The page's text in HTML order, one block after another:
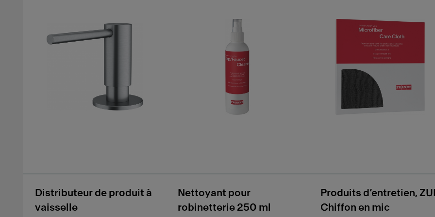
Distributeur de produit à
vaisselle
Nettoyant pour
robinetterie 250 ml
Produits d’entretien,
Chiffon en mic